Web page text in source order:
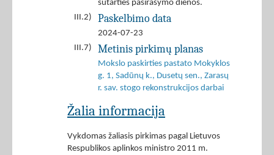
sutarties pasirašymo dienos.
III.2)
Paskelbimo data
2024-07-23
III.7)
Metinis pirkimų planas
Mokslo paskirties pastato Mokyklos
g. 1, Sadūnų k., Dusetų sen., Zarasų
r. sav. stogo rekonstrukcijos darbai
Žalia informacija
Vykdomas žaliasis pirkimas pagal Lietuvos
Respublikos aplinkos ministro 2011 m.